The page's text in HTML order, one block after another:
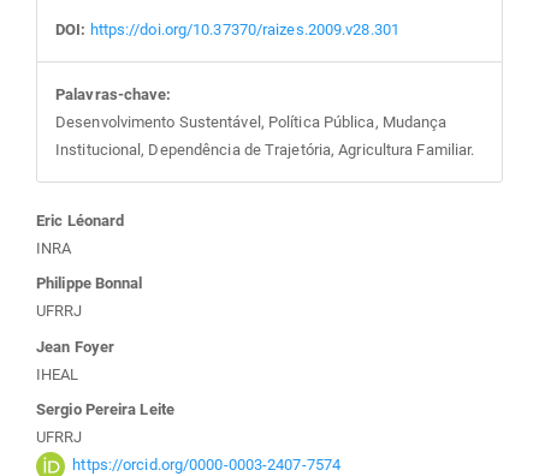
DOI: https://doi.org/10.37370/raizes.2009.v28.301
Palavras-chave:
Desenvolvimento Sustentável, Política Pública, Mudança
Institucional, Dependência de Trajetória, Agricultura Familiar.
Conteúdo
do
artigo
principal
Eric Léonard
INRA
Philippe Bonnal
UFRRJ
Jean Foyer
IHEAL
Sergio Pereira Leite
UFRRJ
https://orcid.org/0000-0003-2407-7574